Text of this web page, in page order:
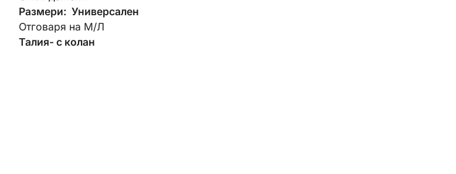
Размери: Универсален
Отговаря на М/Л
Талия- с колан